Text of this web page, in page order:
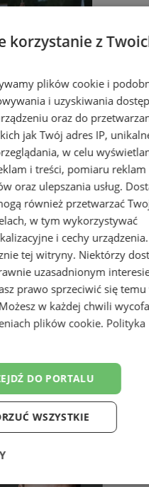
W Chorzowie
korzystanie z
plików cookie i
i uzyskiwania
oraz do
jak Twój adres IP,
w celu
i treści, pomiaru reklam
oraz ulepszania usług.
również przetwarzać
w tym wykorzystywać
i cechy
tej witryny. Niektórzy
uzasadnionym
prawo sprzeciwić się temu
w każdej chwili
plików cookie. Polityka
DO PORTALU
WSZYSTKIE